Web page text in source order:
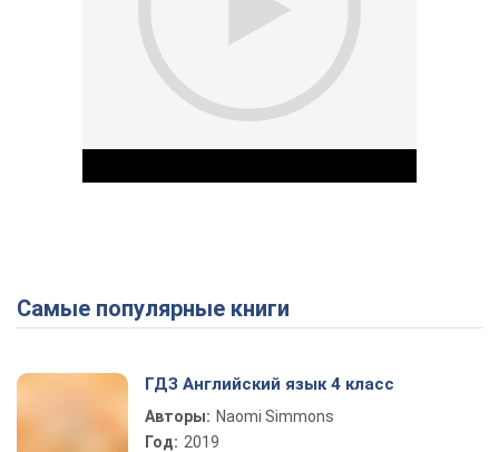
Play Video
Самые популярные книги
ГДЗ Английский язык 4 класс
Авторы: Naomi Simmons
Год: 2019